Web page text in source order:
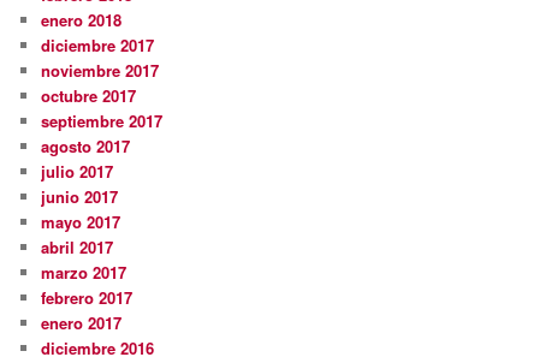
enero 2018
diciembre 2017
noviembre 2017
octubre 2017
septiembre 2017
agosto 2017
julio 2017
junio 2017
mayo 2017
abril 2017
marzo 2017
febrero 2017
enero 2017
diciembre 2016